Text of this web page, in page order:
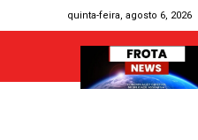
quinta-feira, agosto 6, 2026